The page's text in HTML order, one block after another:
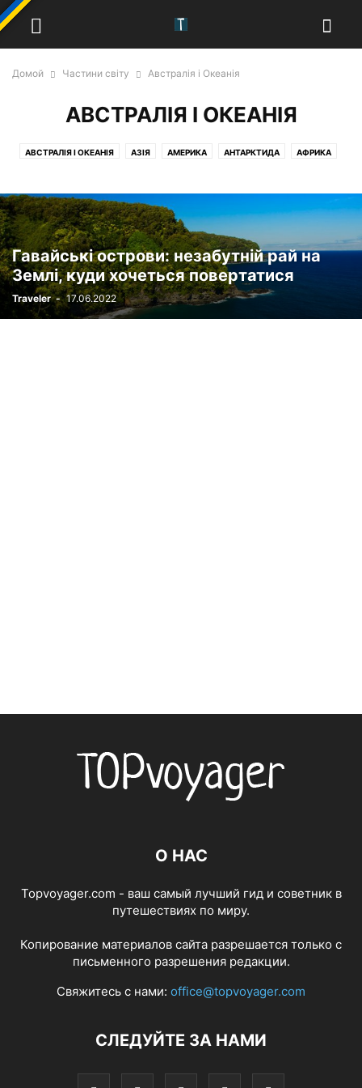
Домой Частини світу Австралія і Океанія
АВСТРАЛІЯ І ОКЕАНІЯ
АВСТРАЛІЯ І ОКЕАНІЯ АЗІЯ АМЕРИКА АНТАРКТИДА АФРИКА
Гавайські острови: незабутній рай на
Землі, куди хочеться повертатися
Traveler - 17.06.2022
О НАС
Topvoyager.com - ваш самый лучший гид и советник в
путешествиях по миру.
Копирование материалов сайта разрешается только с
письменного разрешения редакции.
Свяжитесь с нами: office@topvoyager.com
СЛЕДУЙТЕ ЗА НАМИ